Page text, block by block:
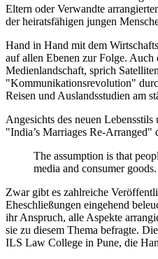
Eltern oder Verwandte
der heiratsfähigen jungen
Hand in Hand mit dem
auf allen Ebenen zur Folge.
Medienlandschaft, sprich
"Kommunikationsrevolution"
Reisen und Auslandsstudien am
Angesichts des neuen
"India’s Marriages Re-Arranged"
The assumption is that
media and consumer
Zwar gibt es zahlreiche
Eheschließungen eingehend
ihr Anspruch, alle Aspekte
sie zu diesem Thema befragte.
ILS Law College in Pune, die